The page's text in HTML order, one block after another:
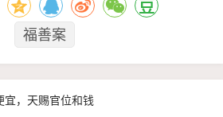
福善案
宜，天赐官位和钱